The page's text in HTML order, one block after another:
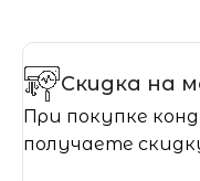
Скидка на
При покупке
получаете